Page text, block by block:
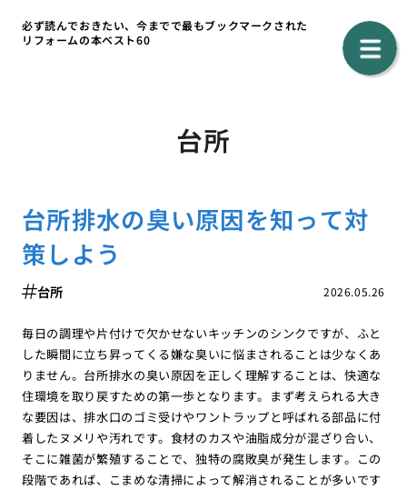
必ず読んでおきたい、今までで最もブックマークされた
リフォームの本ベスト60
台所
台所排水の臭い原因を知って対
策しよう
2026.05.26
台所
毎日の調理や片付けで欠かせないキッチンのシンクですが、ふと
した瞬間に立ち昇ってくる嫌な臭いに悩まされることは少なくあ
りません。台所排水の臭い原因を正しく理解することは、快適な
住環境を取り戻すための第一歩となります。まず考えられる大き
な要因は、排水口のゴミ受けやワントラップと呼ばれる部品に付
着したヌメリや汚れです。食材のカスや油脂成分が混ざり合い、
そこに雑菌が繁殖することで、独特の腐敗臭が発生します。この
段階であれば、こまめな清掃によって解消されることが多いです